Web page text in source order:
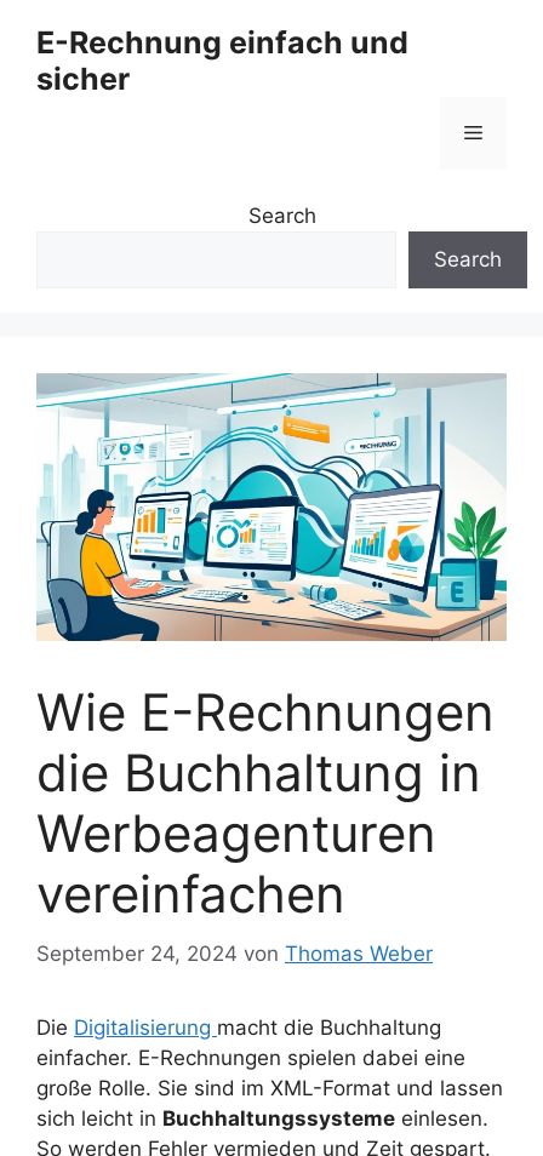
Inhalt
springen
E-Rechnung einfach und
sicher
Menü
Search
Search
Wie E-Rechnungen
die Buchhaltung in
Werbeagenturen
vereinfachen
September 24, 2024 von Thomas Weber
Die Digitalisierung macht die Buchhaltung
einfacher. E-Rechnungen spielen dabei eine
große Rolle. Sie sind im XML-Format und lassen
sich leicht in Buchhaltungssysteme einlesen.
So werden Fehler vermieden und Zeit gespart.